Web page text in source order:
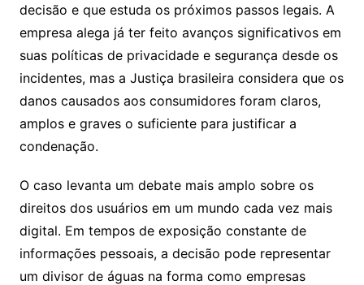
decisão e que estuda os próximos passos legais. A
empresa alega já ter feito avanços significativos em
suas políticas de privacidade e segurança desde os
incidentes, mas a Justiça brasileira considera que os
danos causados aos consumidores foram claros,
amplos e graves o suficiente para justificar a
condenação.
O caso levanta um debate mais amplo sobre os
direitos dos usuários em um mundo cada vez mais
digital. Em tempos de exposição constante de
informações pessoais, a decisão pode representar
um divisor de águas na forma como empresas